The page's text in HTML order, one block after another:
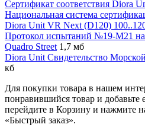
Сертификат соответствия Diora
Национальная система
Diora Unit VR Next (D120)
Протокол испытаний №19-М21
Quadro Street 1,7 мб
Diora Unit Свидетельство Морской
кб
Для покупки товара в нашем
понравившийся товар и добавьте
перейдите в Корзину и нажмите
«Быстрый заказ».